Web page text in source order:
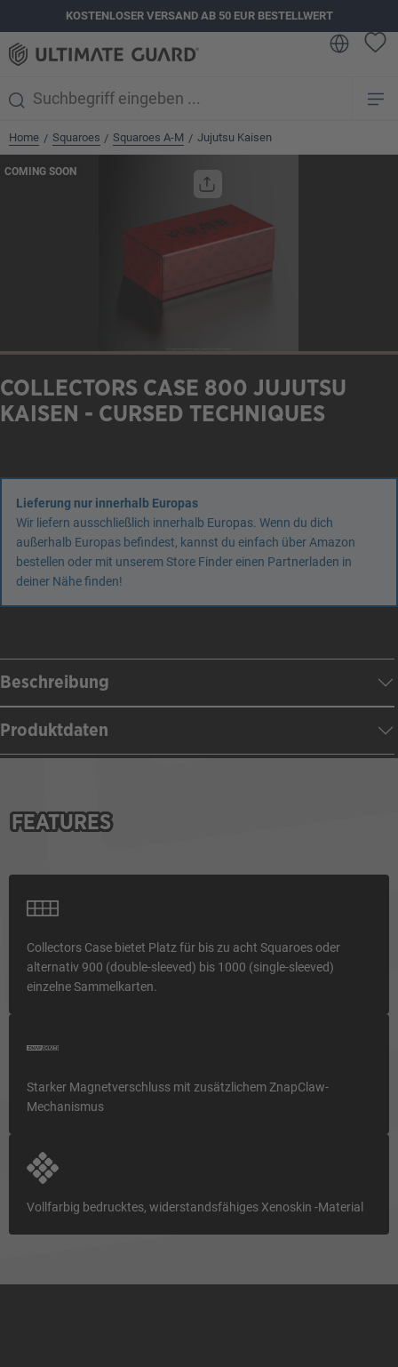
springenKOSTENLOSER VERSAND AB 50 EUR BESTELLWERT
Home / Squaroes / Squaroes A-M / Jujutsu Kaisen
COMING SOON
COLLECTORS CASE 800 JUJUTSU
KAISEN - CURSED TECHNIQUES
Lieferung nur innerhalb Europas
Wir liefern ausschließlich innerhalb Europas. Wenn du dich
außerhalb Europas befindest, kannst du einfach über Amazon
bestellen oder mit unserem Store Finder einen Partnerladen in
deiner Nähe finden!
Beschreibung
Produktdaten
FEATURES
Collectors Case bietet Platz für bis zu acht Squaroes oder
alternativ 900 (double-sleeved) bis 1000 (single-sleeved)
einzelne Sammelkarten.
Starker Magnetverschluss mit zusätzlichem ZnapClaw-
Mechanismus
Vollfarbig bedrucktes, widerstandsfähiges Xenoskin -Material